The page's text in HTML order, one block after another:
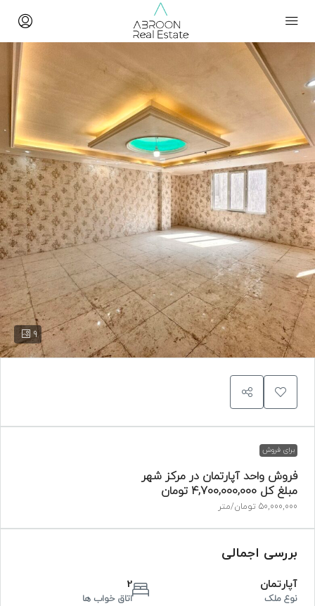
9
برای فروش
فروش واحد آپارتمان در مرکز شهر
مبلغ کل 4,700,000,000 تومان
50,000,000 تومان /متر
بررسی اجمالی
آپارتمان
نوع ملک
2
اتاق خواب ها